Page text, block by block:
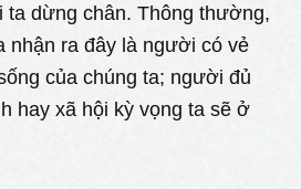
ta dừng chân. Thông thường,
nhận ra đây là người có vẻ
của chúng ta; người đủ
hay xã hội kỳ vọng ta sẽ ở